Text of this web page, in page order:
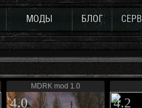
МОДЫ БЛОГ
MDRK mod 1.0
4.0 4.2